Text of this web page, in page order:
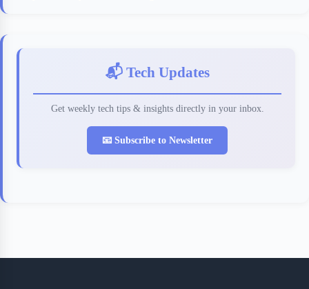
📬 Tech Updates
Get weekly tech tips & insights directly in your inbox.
📧 Subscribe to Newsletter